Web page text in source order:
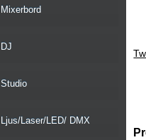
Mixerbord
DJ
Studio
Ljus/Laser/LED/ DMX